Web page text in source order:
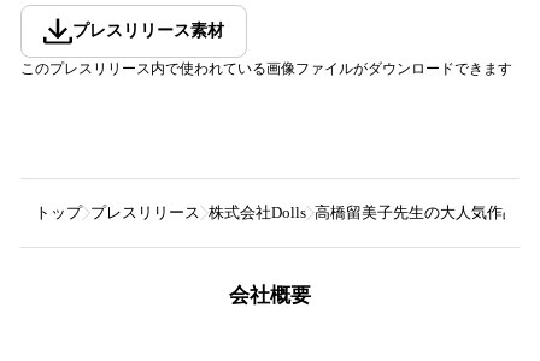
プレスリリース素材
このプレスリリース内で使われている画像ファイルがダウンロードできます
トップ プレスリリース 株式会社Dolls 高橋留美子先生の大人気作品
会社概要